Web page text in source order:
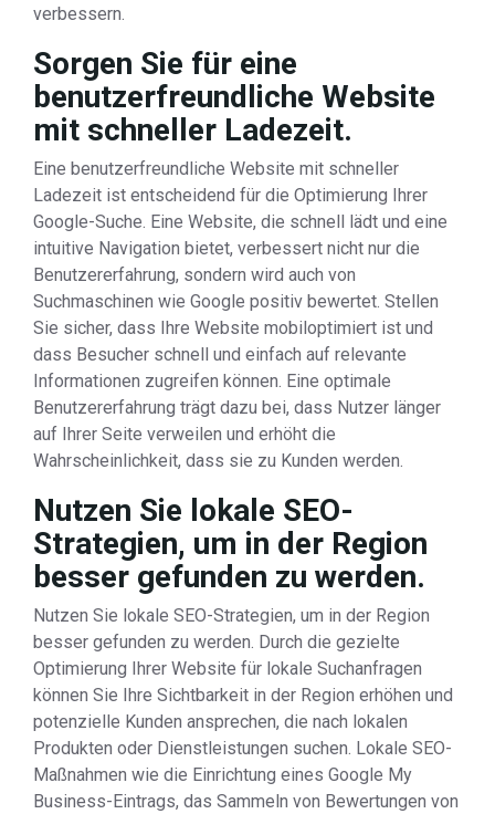
verbessern.
Sorgen Sie für eine
benutzerfreundliche Website
mit schneller Ladezeit.
Eine benutzerfreundliche Website mit schneller
Ladezeit ist entscheidend für die Optimierung Ihrer
Google-Suche. Eine Website, die schnell lädt und eine
intuitive Navigation bietet, verbessert nicht nur die
Benutzererfahrung, sondern wird auch von
Suchmaschinen wie Google positiv bewertet. Stellen
Sie sicher, dass Ihre Website mobiloptimiert ist und
dass Besucher schnell und einfach auf relevante
Informationen zugreifen können. Eine optimale
Benutzererfahrung trägt dazu bei, dass Nutzer länger
auf Ihrer Seite verweilen und erhöht die
Wahrscheinlichkeit, dass sie zu Kunden werden.
Nutzen Sie lokale SEO-
Strategien, um in der Region
besser gefunden zu werden.
Nutzen Sie lokale SEO-Strategien, um in der Region
besser gefunden zu werden. Durch die gezielte
Optimierung Ihrer Website für lokale Suchanfragen
können Sie Ihre Sichtbarkeit in der Region erhöhen und
potenzielle Kunden ansprechen, die nach lokalen
Produkten oder Dienstleistungen suchen. Lokale SEO-
Maßnahmen wie die Einrichtung eines Google My
Business-Eintrags, das Sammeln von Bewertungen von